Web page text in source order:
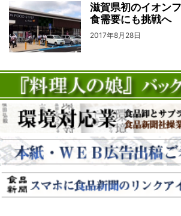
滋賀県初のイオン
食需要にも挑戦へ
2017年8月28日